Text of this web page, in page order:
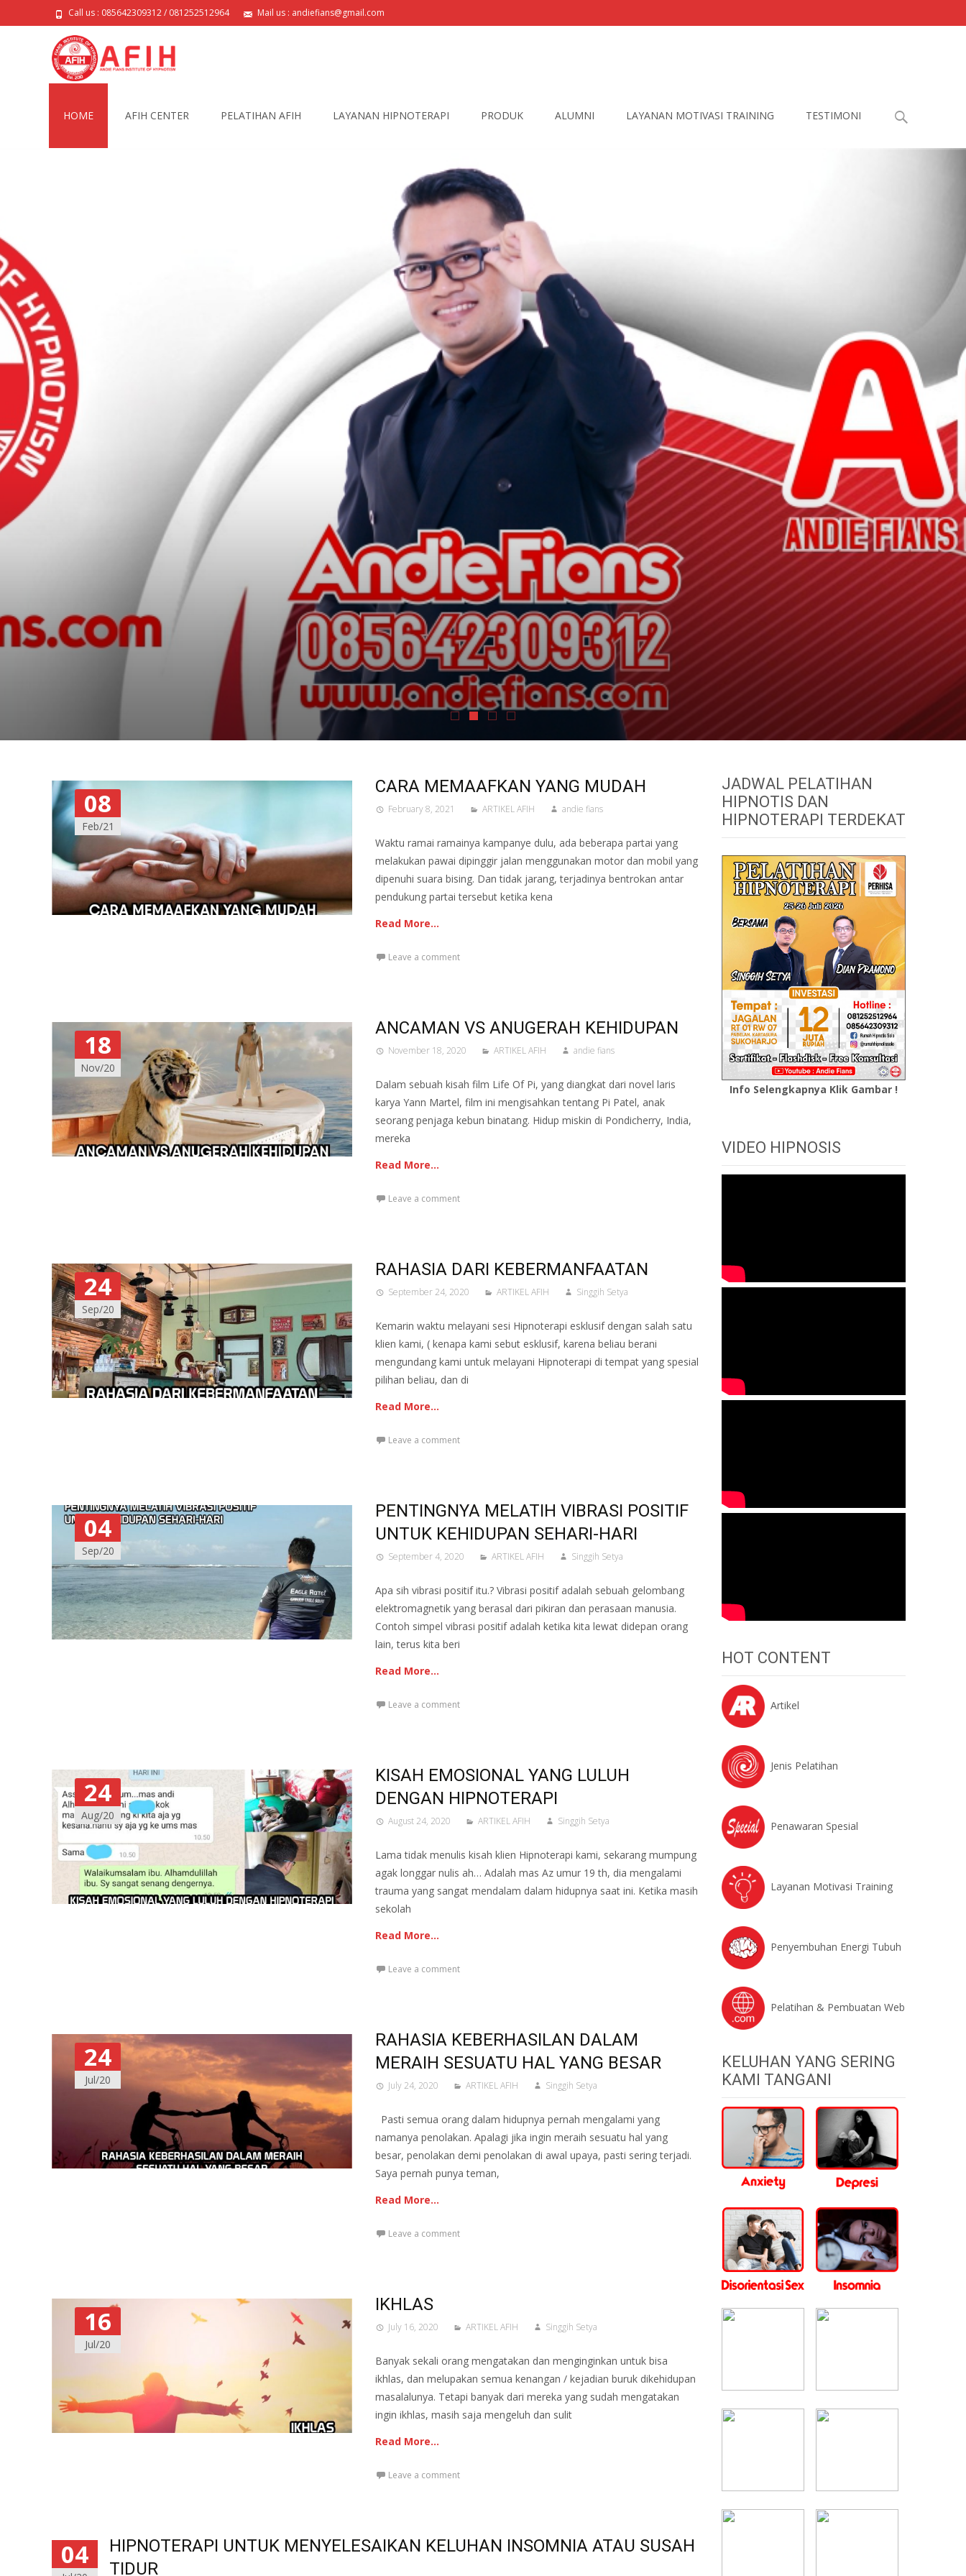
Call us : 085642309312 / 081252512964 Mail us : andiefians@gmail.com
HOME AFIH CENTER PELATIHAN AFIH LAYANAN HIPNOTERAPI PRODUK ALUMNI LAYANAN MOTIVASI TRAINING TESTIMONI
Search
08
Feb/21
CARA MEMAAFKAN YANG MUDAH
February 8, 2021 ARTIKEL AFIH andie fians
Waktu ramai ramainya kampanye dulu, ada beberapa partai yang
melakukan pawai dipinggir jalan menggunakan motor dan mobil yang
dipenuhi suara bising. Dan tidak jarang, terjadinya bentrokan antar
pendukung partai tersebut ketika kena
Read More…
Leave a comment
18
Nov/20
ANCAMAN VS ANUGERAH KEHIDUPAN
November 18, 2020 ARTIKEL AFIH andie fians
Dalam sebuah kisah film Life Of Pi, yang diangkat dari novel laris
karya Yann Martel, film ini mengisahkan tentang Pi Patel, anak
seorang penjaga kebun binatang. Hidup miskin di Pondicherry, India,
mereka
Read More…
Leave a comment
24
Sep/20
RAHASIA DARI KEBERMANFAATAN
September 24, 2020 ARTIKEL AFIH Singgih Setya
Kemarin waktu melayani sesi Hipnoterapi esklusif dengan salah satu
klien kami, ( kenapa kami sebut esklusif, karena beliau berani
mengundang kami untuk melayani Hipnoterapi di tempat yang spesial
pilihan beliau, dan di
Read More…
Leave a comment
04
Sep/20
PENTINGNYA MELATIH VIBRASI POSITIF
UNTUK KEHIDUPAN SEHARI-HARI
September 4, 2020 ARTIKEL AFIH Singgih Setya
Apa sih vibrasi positif itu.? Vibrasi positif adalah sebuah gelombang
elektromagnetik yang berasal dari pikiran dan perasaan manusia.
Contoh simpel vibrasi positif adalah ketika kita lewat didepan orang
lain, terus kita beri
Read More…
Leave a comment
24
Aug/20
KISAH EMOSIONAL YANG LULUH
DENGAN HIPNOTERAPI
August 24, 2020 ARTIKEL AFIH Singgih Setya
Lama tidak menulis kisah klien Hipnoterapi kami, sekarang mumpung
agak longgar nulis ah… Adalah mas Az umur 19 th, dia mengalami
trauma yang sangat mendalam dalam hidupnya saat ini. Ketika masih
sekolah
Read More…
Leave a comment
24
Jul/20
RAHASIA KEBERHASILAN DALAM
MERAIH SESUATU HAL YANG BESAR
July 24, 2020 ARTIKEL AFIH Singgih Setya
Pasti semua orang dalam hidupnya pernah mengalami yang
namanya penolakan. Apalagi jika ingin meraih sesuatu hal yang
besar, penolakan demi penolakan di awal upaya, pasti sering terjadi.
Saya pernah punya teman,
Read More…
Leave a comment
16
Jul/20
IKHLAS
July 16, 2020 ARTIKEL AFIH Singgih Setya
Banyak sekali orang mengatakan dan menginginkan untuk bisa
ikhlas, dan melupakan semua kenangan / kejadian buruk dikehidupan
masalalunya. Tetapi banyak dari mereka yang sudah mengatakan
ingin ikhlas, masih saja mengeluh dan sulit
Read More…
Leave a comment
04
HIPNOTERAPI UNTUK MENYELESAIKAN KELUHAN INSOMNIA ATAU SUSAH
TIDUR
JADWAL PELATIHAN
HIPNOTIS DAN
HIPNOTERAPI TERDEKAT
Info Selengkapnya Klik Gambar !
VIDEO HIPNOSIS
HOT CONTENT
Artikel
Jenis Pelatihan
Penawaran Spesial
Layanan Motivasi Training
Penyembuhan Energi Tubuh
Pelatihan & Pembuatan Web
KELUHAN YANG SERING
KAMI TANGANI